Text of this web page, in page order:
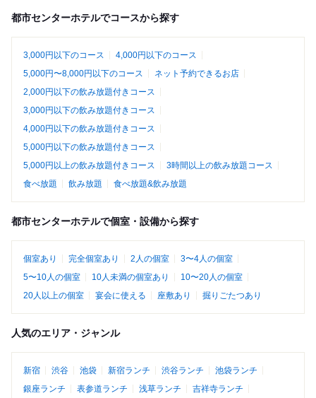
都市センターホテルでコースから探す
3,000円以下のコース
4,000円以下のコース
5,000円〜8,000円以下のコース
ネット予約できるお店
2,000円以下の飲み放題付きコース
3,000円以下の飲み放題付きコース
4,000円以下の飲み放題付きコース
5,000円以下の飲み放題付きコース
5,000円以上の飲み放題付きコース
3時間以上の飲み放題コース
食べ放題
飲み放題 食べ放題&飲み放題
都市センターホテルで個室・設備から探す
個室あり 完全個室あり 2人の個室
3〜4人の個室
5〜10人の個室
10人未満の個室あり
10〜20人の個室
20人以上の個室
宴会に使える 座敷あり 掘りごたつあり
人気のエリア・ジャンル
新宿 渋谷 池袋 新宿ランチ 渋谷ランチ
池袋ランチ
銀座ランチ
表参道ランチ 浅草ランチ
吉祥寺ランチ